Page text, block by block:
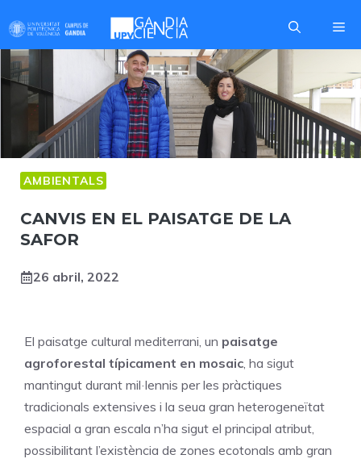
to
content
AMBIENTALS
CANVIS EN EL PAISATGE DE LA
SAFOR
26 abril, 2022
El paisatge cultural mediterrani, un paisatge
agroforestal típicament en mosaic , ha sigut
mantingut durant mil·lennis per les pràctiques
tradicionals extensives i la seua gran heterogeneïtat
espacial a gran escala n’ha sigut el principal atribut,
possibilitant l’existència de zones ecotonals amb gran